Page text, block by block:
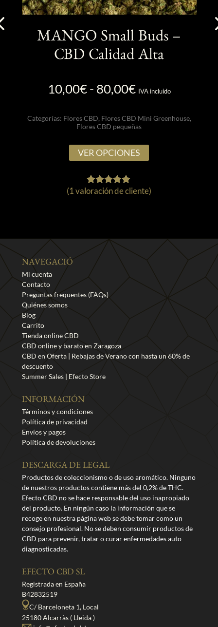
MANGO Small Buds –
CBD Calidad Alta
10,00€- 80,00€Rango
precios:
10,00€
IVA incluido
Categorías: Flores CBD, Flores CBD Mini Greenhouse,
Flores CBD pequeñas
VER OPCIONES
producto
variantes.
elegir
Valorado
1
cliente
(1valoración de cliente)
NAVEGACIÓ
Mi cuenta
Contacto
Preguntas frequentes (FAQs)
Quiénes somos
Blog
Carrito
Tienda online CBD
CBD online y barato en Zaragoza
CBD en Oferta | Rebajas de Verano con hasta un 60% de
descuento
Summer Sales | Efecto Store
INFORMACIÓN
Términos y condiciones
Política de privacidad
Envíos y pagos
Política de devoluciones
DESCARGA DE LEGAL
Productos de coleccionismo o de uso aromático. Ninguno
de nuestros productos contiene más del 0,2% de THC.
Efecto CBD no se hace responsable del uso inapropiado
del producto. En ningún caso la información que se
recoge en nuestra página web se debe tomar como un
consejo profesional. No se deben consumir productos de
CBD para prevenir, tratar o curar enfermedades auto
diagnosticadas.
EFECTO CBD SL
Registrada en España
B42832519
C/ Barceloneta 1, Local
25180 Alcarràs ( Lleida )